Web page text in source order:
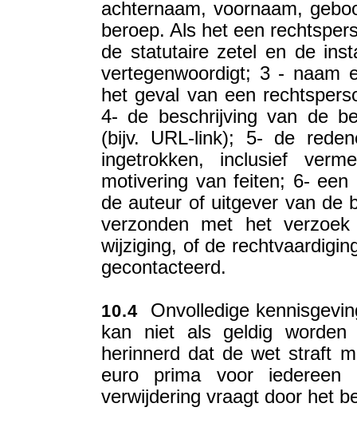
achternaam, voornaam,
beroep. Als het een
de statutaire zetel en de
vertegenwoordigt; 3 - naam
het geval van een
4- de beschrijving van de
(bijv. URL-link); 5- de
ingetrokken, inclusief
motivering van feiten; 6-
de auteur of uitgever van de
verzonden met het
wijziging, of de
gecontacteerd.
10.4 Onvolledige
kan niet als geldig worden
herinnerd dat de wet straft
euro prima voor
verwijdering vraagt door het